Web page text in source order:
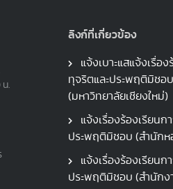
น.
ลิงก์ที่เกี่ยวข้อง
แจ้งเบาะแสแจ้งเรื่อ
ทุจริตและประพฤติมิชอ
(มหาวิทยาลัยเชียงใหม่)
แจ้งเรื่องร้องเรียนก
ประพฤติมิชอบ (สำนัก
แจ้งเรื่องร้องเรียนก
ประพฤติมิชอบ (สำนักง